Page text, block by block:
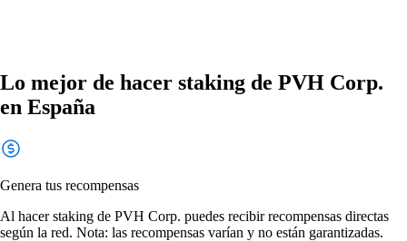
Lo mejor de hacer staking de PVH Corp.
en España
Genera tus recompensas
Al hacer staking de PVH Corp. puedes recibir recompensas directas
según la red. Nota: las recompensas varían y no están garantizadas.